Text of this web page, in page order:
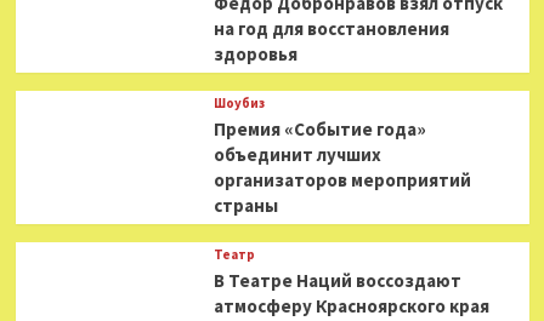
на год для восстановления
здоровья
Шоубиз
Премия «Событие года»
объединит лучших
организаторов мероприятий
страны
Театр
В Театре Наций воссоздают
атмосферу Красноярского края